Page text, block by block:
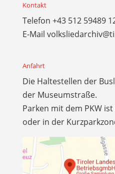
Kontakt
Telefon +43 512 59489
E-Mail
Anfahrt
Die Haltestellen der
der Museumstraße.
Parken mit dem PKW
oder in der